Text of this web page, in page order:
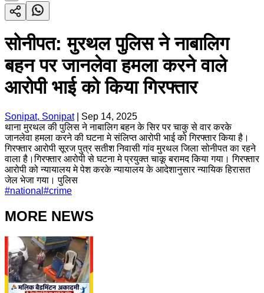
सोनीपत: मुरथल पुलिस ने नाबालिग
बहन पर जानलेवा हमला करने वाले
आरोपी भाई को किया गिरफ्तार
Sonipat, Sonipat| Sep 14, 2025
थाना मुरथल की पुलिस ने नाबालिग बहन के सिर पर चाकु से वार करके
जानलेवा हमला करने की घटना मे संलिप्त आरोपी भाई को गिरफ्तार किया है।
गिरफ्तार आरोपी सूरज पुत्र सतीश निवासी गांव मुरथल जिला सोनीपत का रहने
वाला है।गिरफ्तार आरोपी से घटना मे प्रयुक्त चाकू बरामद किया गया। गिरफ्तार
आरोपी को न्यायालय मे पेश करके न्यायालय के आदेशानुसार न्यायिक हिरासत
जेल भेजा गया। पुलिस
#national #crime
MORE NEWS